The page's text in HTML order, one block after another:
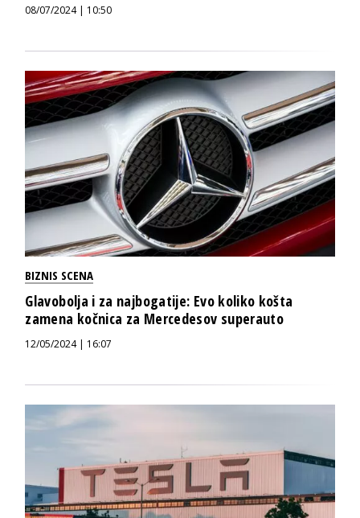
08/07/2024 | 10:50
BIZNIS SCENA
Glavobolja i za najbogatije: Evo koliko košta
zamena kočnica za Mercedesov superauto
12/05/2024 | 16:07